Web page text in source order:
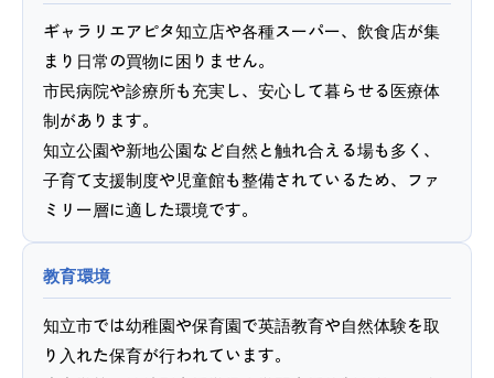
ギャラリエアピタ知立店や各種スーパー、飲食店が集
まり日常の買物に困りません。
市民病院や診療所も充実し、安心して暮らせる医療体
制があります。
知立公園や新地公園など自然と触れ合える場も多く、
子育て支援制度や児童館も整備されているため、ファ
ミリー層に適した環境です。
教育環境
知立市では幼稚園や保育園で英語教育や自然体験を取
り入れた保育が行われています。